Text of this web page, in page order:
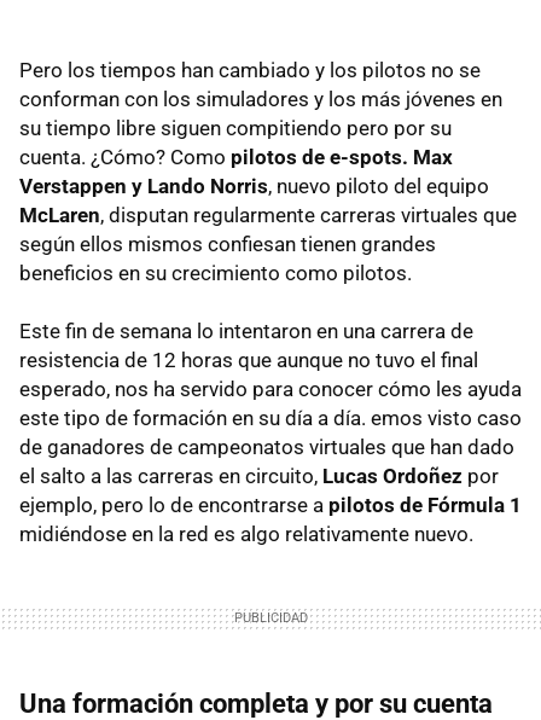
Pero los tiempos han cambiado y los pilotos no se
conforman con los simuladores y los más jóvenes en
su tiempo libre siguen compitiendo pero por su
cuenta. ¿Cómo? Como pilotos de e-spots. Max
Verstappen y Lando Norris, nuevo piloto del equipo
McLaren, disputan regularmente carreras virtuales que
según ellos mismos confiesan tienen grandes
beneficios en su crecimiento como pilotos.
Este fin de semana lo intentaron en una carrera de
resistencia de 12 horas que aunque no tuvo el final
esperado, nos ha servido para conocer cómo les ayuda
este tipo de formación en su día a día. emos visto caso
de ganadores de campeonatos virtuales que han dado
el salto a las carreras en circuito, Lucas Ordoñez por
ejemplo, pero lo de encontrarse a pilotos de Fórmula 1
midiéndose en la red es algo relativamente nuevo.
Una formación completa y por su cuenta